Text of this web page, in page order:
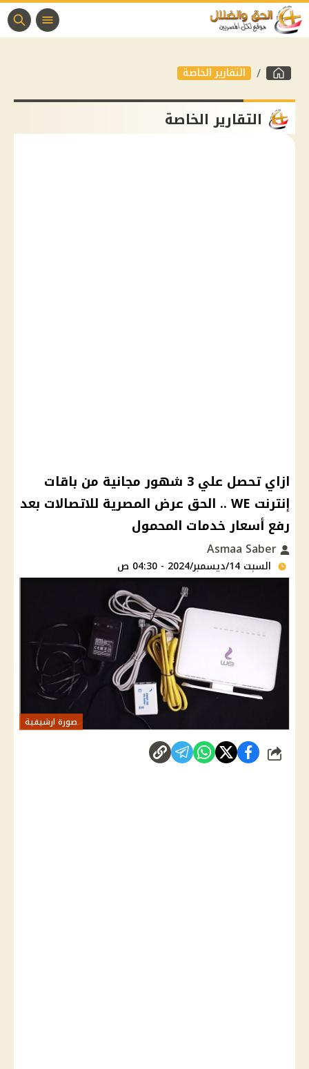
التقارير الخاصة
التقارير الخاصة
ازاي تحصل علي 3 شهور مجانية من باقات
إنترنت WE .. الحق عرض المصرية للاتصاﻻت بعد
رفع أسعار خدمات المحمول
السبت 14/ديسمبر/2024 - 04:30 ص
صورة ارشيفية
شارك